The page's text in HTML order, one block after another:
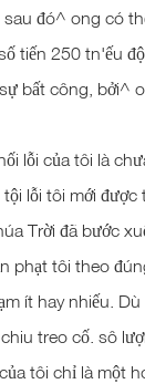
sau đó^ ong có
tiến 250 tn'ếu
bất công, bởi^
lỗi của tôi là
lỗi tôi mới được
Trời đã bước
phạt tôi theo
ít hay nhiếu.
treo cố. sô
tôi chỉ là một